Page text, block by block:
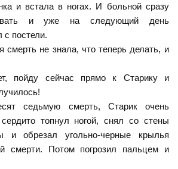
и встала в ногах. И больной сразу
и уже на следующий день
с постели.
смерть не знала, что теперь делать, и
пойду сейчас прямо к Старику и
седьмую смерть, Старик очень
топнул ногой, снял со стены
и обрезал угольно-черные крылья
смерти. Потом погрозил пальцем и